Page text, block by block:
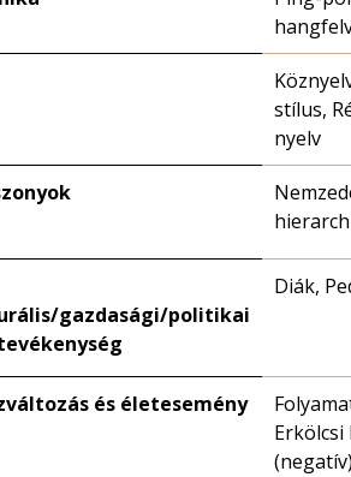
stílus,
nyelv
gazdasági/politikai
Diák,
és életesemény
Erkölcsi